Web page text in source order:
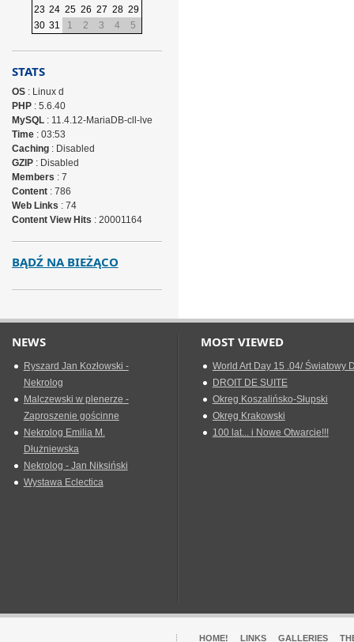
23 24 25 26 27 28 29
30 31 1 2 3 4 5
STATS
OS: Linux d
PHP: 5.6.40
MySQL: 11.4.12-MariaDB-cll-lve
Time: 03:53
Caching: Disabled
GZIP: Disabled
Members : 7
Content: 786
Web Links : 74
Content View Hits : 20001164
BĄDŹ NA BIEŻĄCO
NEWS
Ryszard Jan Kozłowski -
Nekrolog
Malczewski w plenerze -
Zaproszenie gościnne
Nekrolog Emilia M.
Dłużniewska
Nekrolog - Jan Niksiński
Wystawa Eclectica
MOST VIEWED
World Art Day 15 .04/ Światowy
DROIT DE SUITE
Okreg Koszalińsko-Słupski
Okręg Krakowski
100 lat... i Nowe Otwarcie!!!
HOME! LINKS GALLERIES